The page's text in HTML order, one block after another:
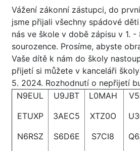
Vážení zákonní zástupci, do
jsme přijali všechny spádové
nás ve škole v době zápisu v 1. -
sourozence. Prosíme, abyste
Vaše dítě k nám do školy
přijetí si můžete v kanceláři
5. 2024. Rozhodnutí o nepřijetí
N9EUL
ETUXP
N6RSZ
U9JBT
3AEC5
S6D6E
L0MAH
XTZ0O
S7CI8